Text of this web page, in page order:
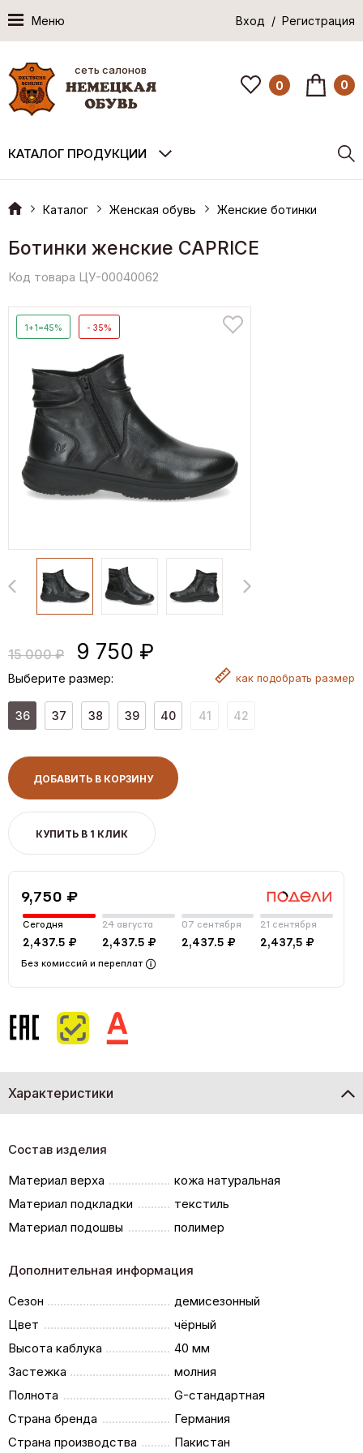
Меню Вход / Регистрация
сеть салонов
0 0
КАТАЛОГ ПРОДУКЦИИ
Каталог Женская обувь Женские ботинки
Ботинки женские CAPRICE
Код товара ЦУ-00040062
1+1=45% - 35%
15 000 ₽ 9 750 ₽
Выберите размер: как подобрать размер
36 37 38 39 40 41 42
ДОБАВИТЬ В КОРЗИНУ
КУПИТЬ В 1 КЛИК
9,750 ₽
Сегодня
2,437.5 ₽
24 августа
2,437.5 ₽
07 сентября
2,437.5 ₽
21 сентября
2,437,5 ₽
Без комиссий и переплат
Характеристики
Состав изделия
Материал верха
кожа натуральная
Материал подкладки
текстиль
Материал подошвы
полимер
Дополнительная информация
Сезон
демисезонный
Цвет
чёрный
Высота каблука
40 мм
Застежка
молния
Полнота
G-стандартная
Страна бренда
Германия
Страна производства
Пакистан